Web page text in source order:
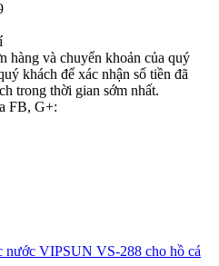
hàng và chuyển khoản của quý
khách để xác nhận số tiền đã
trong thời gian sớm nhất.
FB, G+: